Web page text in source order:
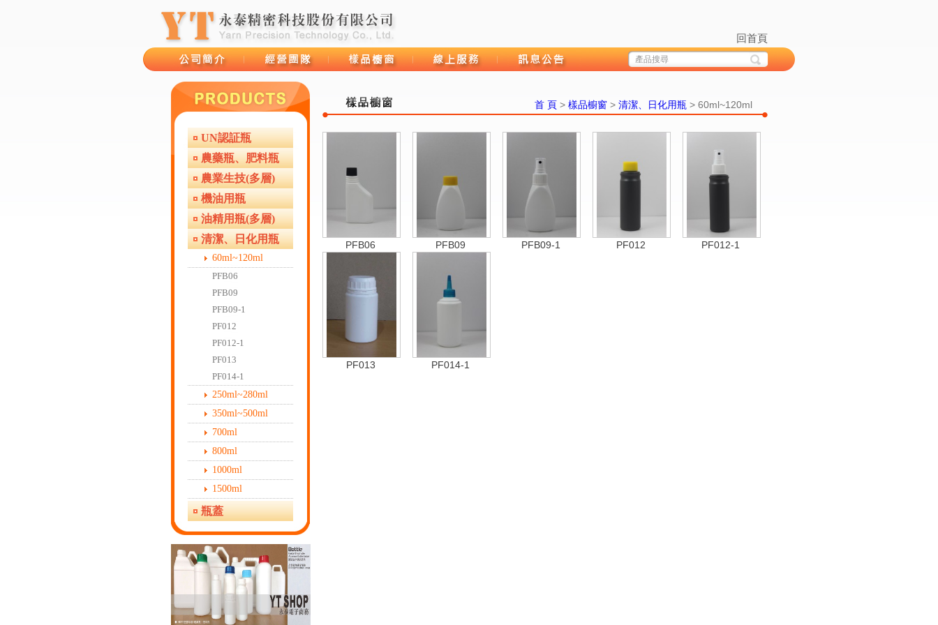
回首頁
經營團隊
UN認証瓶
農藥瓶、肥料瓶
農業生技(多層)
機油用瓶
油精用瓶(多層)
清潔、日化用瓶
60ml~120ml
PFB06
PFB09
PFB09-1
PF012
PF012-1
PF013
PF014-1
250ml~280ml
350ml~500ml
700ml
800ml
1000ml
1500ml
瓶蓋
首 頁> 樣品櫥窗> 清潔、日化用瓶 > 60ml~120ml
PFB06 PFB09 PFB09-1 PF012 PF012-1
PF013 PF014-1